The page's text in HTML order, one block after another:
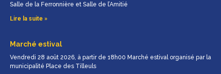
Salle de la Ferronnière et Salle de l’Amitié
Lire la suite »
Marché estival
Vendredi 28 août 2026, à partir de 18h00 Marché estival organisé par la
municipalité Place des Tilleuls